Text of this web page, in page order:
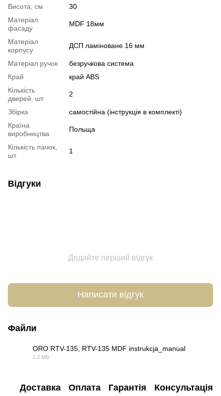
Висота, см
30
Матеріал
фасаду
MDF 18мм
Матеріал
корпусу
ДСП ламіноване 16 мм
Матеріал ручок
безручкова система
Край
край ABS
Кількість
дверей, шт
2
Збірка
самостійна (інструкція в комплекті)
Країна
виробництва
Польща
Кількість пачок,
шт
1
Відгуки
Додайте перший відгук
Написати відгук
Файли
ORO RTV-135, RTV-135 MDF instrukcja_manual
1.2 МБ
Доставка Оплата Гарантія Консультація